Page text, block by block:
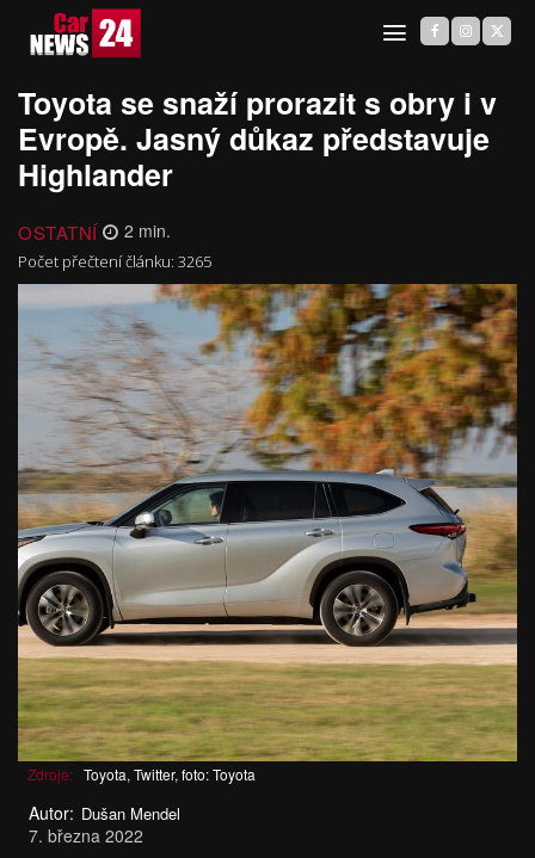
Toyota se snaží prorazit s obry i v
Evropě. Jasný důkaz představuje
Highlander
OSTATNÍ 2 min.
Počet přečtení článku: 3265
Zdroje: Toyota, Twitter, foto: Toyota
Autor: Dušan Mendel
7. března 2022